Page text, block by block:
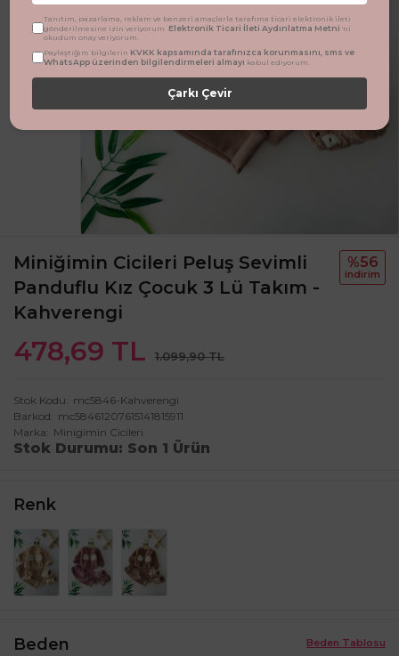
Miniğimin Cicileri Peluş Sevimli
Panduflu Kız Çocuk 3 Lü Takım -
Kahverengi
478,69 TL 1.099,90 TL
%56
i̇ndi̇ri̇m
Stok Kodu
mc5846-Kahverengi
Barkod
mc58461207615141815911
Marka
Minigimin Cicileri
Stok Durumu Son 1 Ürün
Renk
Beden Tablosu
Beden
Tanıtım, pazarlama, reklam ve benzeri amaçlarla tarafıma ticari elektronik ileti
gönderilmesine izin veriyorum. Elektronik Ticari İleti Aydınlatma Metni 'ni
okudum onay veriyorum.
Paylaştığım bilgilerin KVKK kapsamında tarafınızca korunmasını, sms ve
WhatsApp üzerinden bilgilendirmeleri almayı kabul ediyorum.
Çarkı Çevir